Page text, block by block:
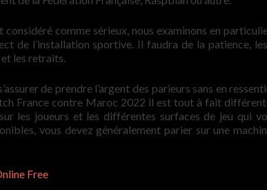
comme sérieux, nous examinons en
de l’installation sportive. Il faudra de la patience,
les retraits.
de prendre l’argent des parieurs sans en
France contre Maroc 2022 il est tout à fait
les joueurs et les différentes surfaces de jeu qui
vous devez généralement parier sur une
Free